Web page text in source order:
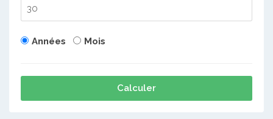
Années Mois
Calculer